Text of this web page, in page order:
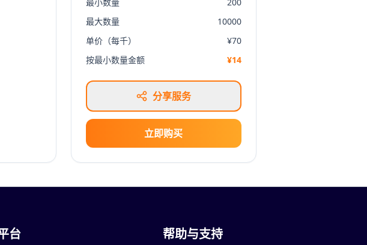
最大数量
10000
单价（每千）
¥70
按最小数量金额
¥14
分享服务
立即购买
台 帮助与支持